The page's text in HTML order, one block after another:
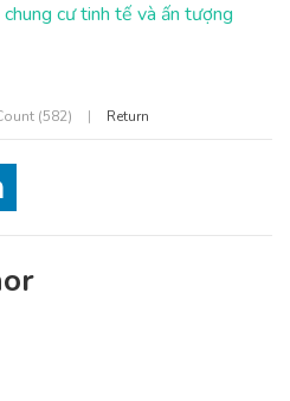
cư tinh tế và ấn tượng
(582) | Return